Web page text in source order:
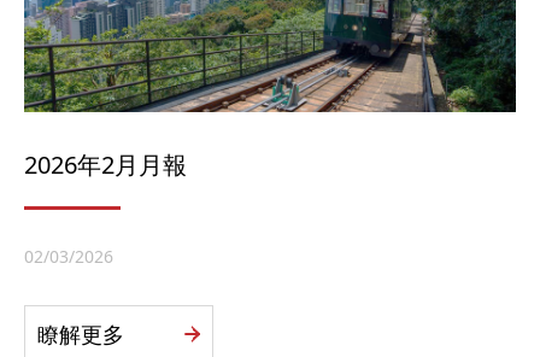
2026年2月月報
02/03/2026
瞭解更多